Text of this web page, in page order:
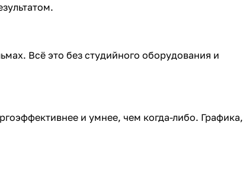
Всё это без студийного оборудования и
и умнее, чем когда-либо. Графика,